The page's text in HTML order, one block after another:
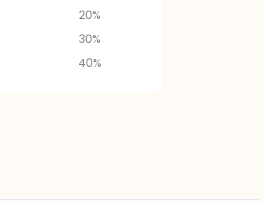
20%
30%
40%